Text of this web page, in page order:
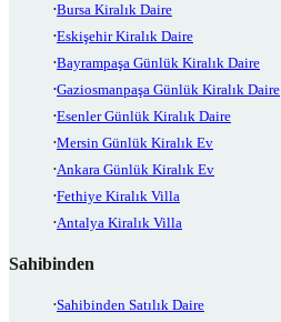
Bursa Kiralık Daire
Eskişehir Kiralık Daire
Bayrampaşa Günlük Kiralık Daire
Gaziosmanpaşa Günlük Kiralık Daire
Esenler Günlük Kiralık Daire
Mersin Günlük Kiralık Ev
Ankara Günlük Kiralık Ev
Fethiye Kiralık Villa
Antalya Kiralık Villa
Sahibinden
Sahibinden Satılık Daire